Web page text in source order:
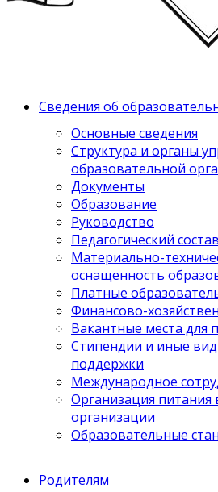
Сведения об
Основные сведения
Структура и органы
образовательной
Документы
Образование
Руководство
Педагогический состав
Материально-
оснащенность
Платные
Финансово-
Вакантные места для
Стипендии и иные
поддержки
Международное
Организация питания
организации
Образовательные
Родителям